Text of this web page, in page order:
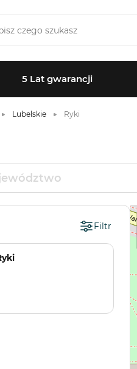
5 Lat gwarancji
Lubelskie Ryki
Filtr